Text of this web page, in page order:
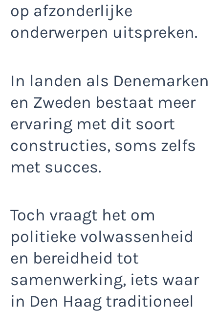
op afzonderlijke
onderwerpen uitspreken.
In landen als Denemarken
en Zweden bestaat meer
ervaring met dit soort
constructies, soms zelfs
met succes.
Toch vraagt het om
politieke volwassenheid
en bereidheid tot
samenwerking, iets waar
in Den Haag traditioneel